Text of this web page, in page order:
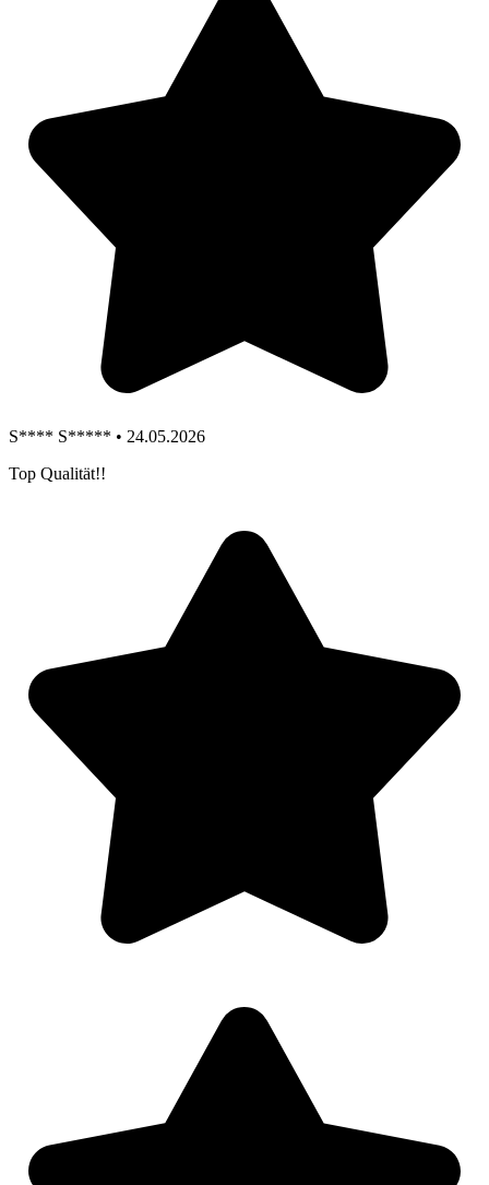
S**** S***** • 24.05.2026
Top Qualität!!